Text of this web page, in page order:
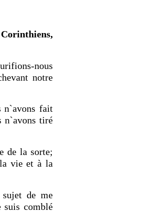
nous
notre
n`avons fait
n`avons tiré
de la sorte;
vie et à la
de me
comblé